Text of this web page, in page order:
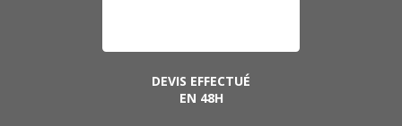
DEVIS EFFECTUÉ
EN 48H